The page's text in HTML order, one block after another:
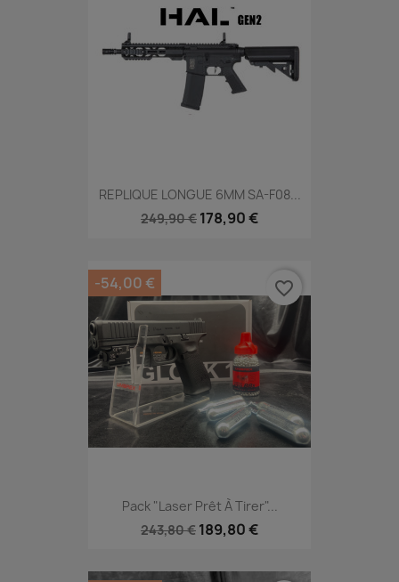
REPLIQUE LONGUE 6MM SA-F08...
249,90 € 178,90 €
Pack "Laser Prêt À Tirer"...
243,80 € 189,80 €
-54,00 € favorite_border